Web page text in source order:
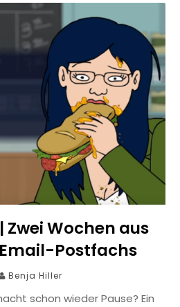
Zwei Wochen aus
Postfachs
Benja Hiller
schon wieder Pause? Ein